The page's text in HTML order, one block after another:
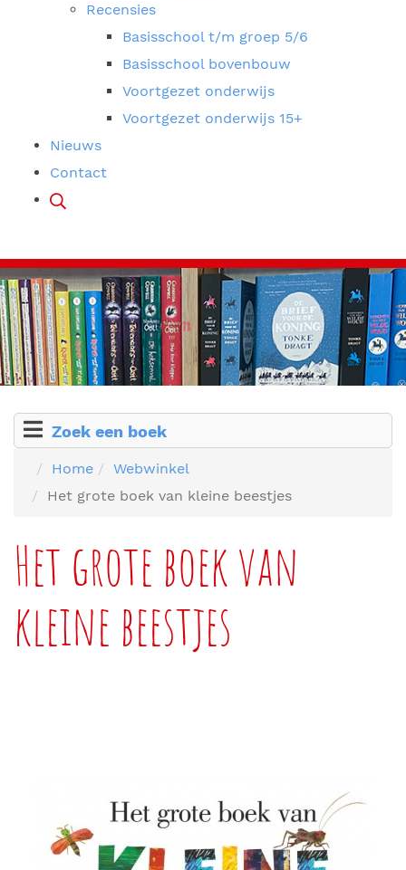
Recensies
Basisschool t/m groep 5/6
Basisschool bovenbouw
Voortgezet onderwijs
Voortgezet onderwijs 15+
Nieuws
Contact
Zoek een boek
Home
Webwinkel
Het grote boek van kleine beestjes
Het grote boek van
kleine beestjes